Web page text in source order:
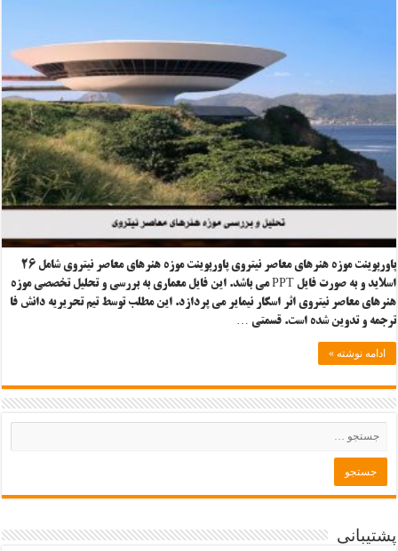
پاورپوینت موزه هنرهای معاصر نیتروی پاورپوینت موزه هنرهای معاصر نیتروی شامل ۲۶
اسلاید و به صورت فایل PPT می باشد. این فایل معماری به بررسی و تحلیل تخصصی موزه
هنرهای معاصر نیتروی اثر اسکار نیمایر می پردازد. این مطلب توسط تیم تحریریه دانش فا
ترجمه و تدوین شده است. قسمتی …
ادامه نوشته »
پشتیبانی